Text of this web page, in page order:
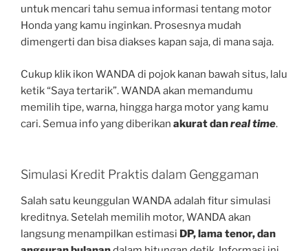
untuk mencari tahu semua informasi tentang motor
Honda yang kamu inginkan. Prosesnya mudah
dimengerti dan bisa diakses kapan saja, di mana saja.
Cukup klik ikon WANDA di pojok kanan bawah situs, lalu
ketik “Saya tertarik”. WANDA akan memandumu
memilih tipe, warna, hingga harga motor yang kamu
cari. Semua info yang diberikan akurat danreal time.
Simulasi Kredit Praktis dalam Genggaman
Salah satu keunggulan WANDA adalah fitur simulasi
kreditnya. Setelah memilih motor, WANDA akan
langsung menampilkan estimasi DP, lama tenor, dan